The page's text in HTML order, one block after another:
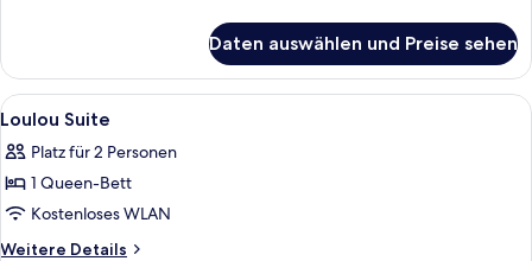
Room
Daten auswählen und Preise sehen
Alle
Fotos
für
Loulou
Suite
anzeigen
Ein Hotelzimmer mit einem großen
4
Loulou Suite
Platz für 2 Personen
1 Queen-Bett
Kostenloses WLAN
Weitere Details
Weitere